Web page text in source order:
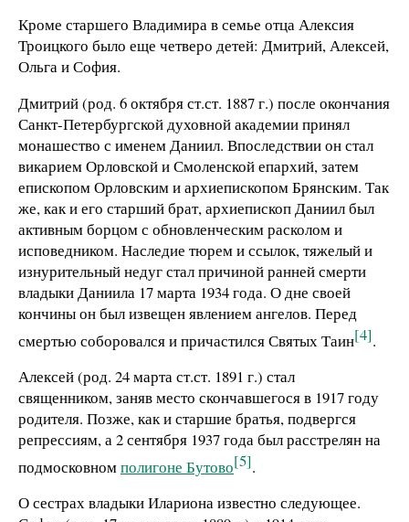
Кроме старшего Владимира в семье отца Алексия
Троицкого было еще четверо детей: Дмитрий, Алексей,
Ольга и София.
Дмитрий (род. 6 октября ст.ст. 1887 г.) после окончания
Санкт-Петербургской духовной академии принял
монашество с именем Даниил. Впоследствии он стал
викарием Орловской и Смоленской епархий, затем
епископом Орловским и архиепископом Брянским. Так
же, как и его старший брат, архиепископ Даниил был
активным борцом с обновленческим расколом и
исповедником. Наследие тюрем и ссылок, тяжелый и
изнурительный недуг стал причиной ранней смерти
владыки Даниила 17 марта 1934 года. О дне своей
кончины он был извещен явлением ангелов. Перед
смертью соборовался и причастился Святых Таин[4].
Алексей (род. 24 марта ст.ст. 1891 г.) стал
священником, заняв место скончавшегося в 1917 году
родителя. Позже, как и старшие братья, подвергся
репрессиям, а 2 сентября 1937 года был расстрелян на
подмосковномполигоне Бутово[5].
О сестрах владыки Илариона известно следующее.